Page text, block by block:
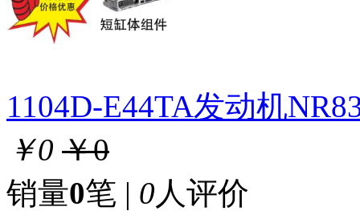
1104D-E44TA发动机
￥0 ￥0
销量0笔 | 0人评价